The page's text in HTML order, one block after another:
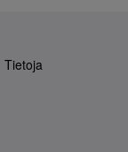
Tietoja